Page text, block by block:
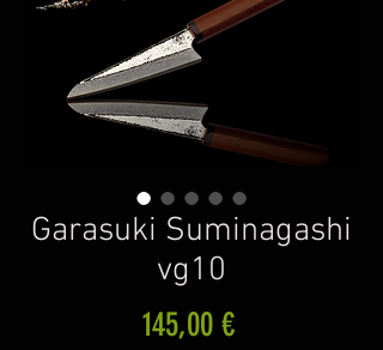
Garasuki Suminagashi
vg10
145,00 €Prix